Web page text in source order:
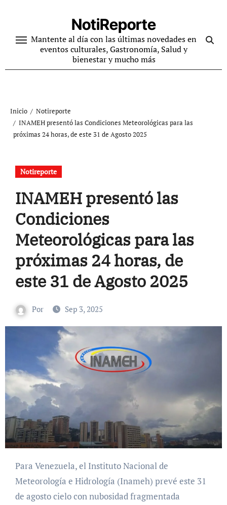
contenido
NotiReporte
Mantente al día con las últimas novedades en
eventos culturales, Gastronomía, Salud y
bienestar y mucho más
Inicio
Notireporte
INAMEH presentó las Condiciones Meteorológicas para las
próximas 24 horas, de este 31 de Agosto 2025
Notireporte
INAMEH presentó las
Condiciones
Meteorológicas para las
próximas 24 horas, de
este 31 de Agosto 2025
Por Sep 3, 2025
Para Venezuela, el Instituto Nacional de
Meteorología e Hidrología (Inameh) prevé este 31
de agosto cielo con nubosidad fragmentada